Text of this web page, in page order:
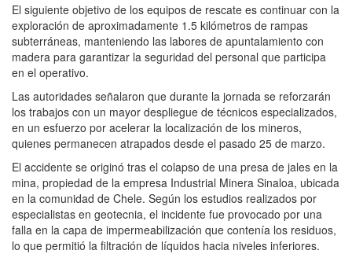
El siguiente objetivo de los equipos de rescate es continuar con la
exploración de aproximadamente 1.5 kilómetros de rampas
subterráneas, manteniendo las labores de apuntalamiento con
madera para garantizar la seguridad del personal que participa
en el operativo.
Las autoridades señalaron que durante la jornada se reforzarán
los trabajos con un mayor despliegue de técnicos especializados,
en un esfuerzo por acelerar la localización de los mineros,
quienes permanecen atrapados desde el pasado 25 de marzo.
El accidente se originó tras el colapso de una presa de jales en la
mina, propiedad de la empresa Industrial Minera Sinaloa, ubicada
en la comunidad de Chele. Según los estudios realizados por
especialistas en geotecnia, el incidente fue provocado por una
falla en la capa de impermeabilización que contenía los residuos,
lo que permitió la filtración de líquidos hacia niveles inferiores.